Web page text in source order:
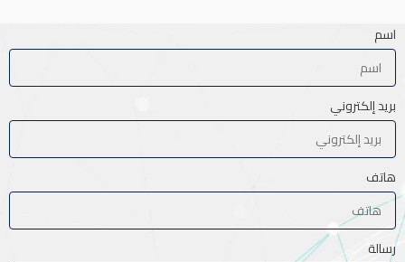
اسم
بريد إلكتروني
هاتف
رسالة